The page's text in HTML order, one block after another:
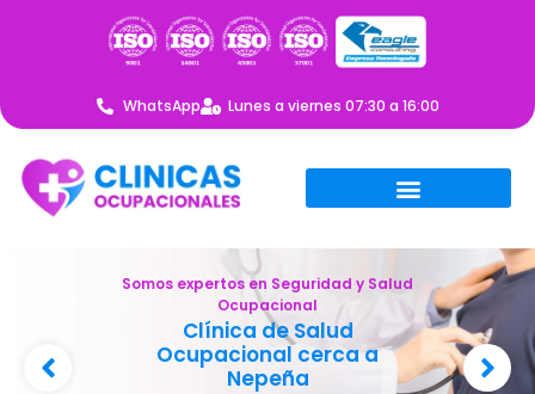
WhatsApp Lunes a viernes 07:30 a 16:00
Somos expertos en Seguridad y Salud
Ocupacional
Clínica de Salud
Ocupacional cerca a
Nepeña